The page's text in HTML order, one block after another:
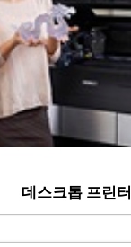
데스크톱 프린터